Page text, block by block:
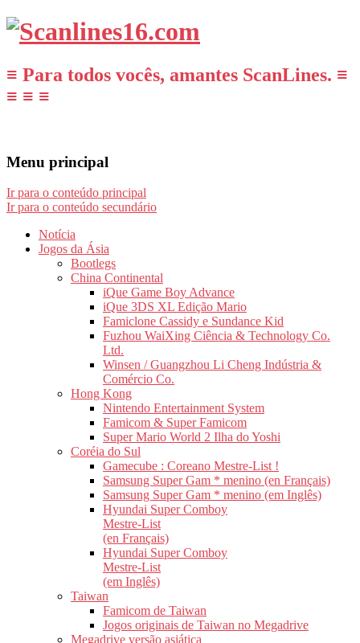
≡ Para todos vocês, amantes ScanLines. ≡
≡ ≡ ≡
Menu principal
Ir para o conteúdo principal
Ir para o conteúdo secundário
Notícia
Jogos da Ásia
Bootlegs
China Continental
iQue Game Boy Advance
iQue 3DS XL Edição Mario
Famiclone Cassidy e Sundance Kid
Fuzhou WaiXing Ciência & Technology Co.
Ltd.
Winsen / Guangzhou Li Cheng Indústria &
Comércio Co.
Hong Kong
Nintendo Entertainment System
Famicom & Super Famicom
Super Mario World 2 Ilha do Yoshi
Coréia do Sul
Gamecube : Coreano Mestre-List !
Samsung Super Gam * menino (en Français)
Samsung Super Gam * menino (em Inglês)
Hyundai Super Comboy
Mestre-List
(en Français)
Hyundai Super Comboy
Mestre-List
(em Inglês)
Taiwan
Famicom de Taiwan
Jogos originais de Taiwan no Megadrive
Megadrive versão asiática